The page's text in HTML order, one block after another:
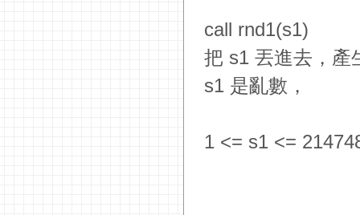
call rnd1(s1)
把 s1 丟進去，產
s1 是亂數，
1 <= s1 <=